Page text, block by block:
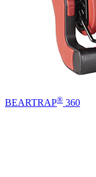
BEARTRAP® 360